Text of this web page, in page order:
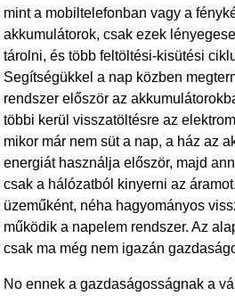
mint a mobiltelefonban vagy a
akkumulátorok, csak ezek
tárolni, és több feltöltési-kisütési
Segítségükkel a nap közben
rendszer először az
többi kerül visszatöltésre az
mikor már nem süt a nap, a ház az
energiát használja először, majd
csak a hálózatból kinyerni az
üzeműként, néha hagyományos
működik a napelem rendszer. Az
csak ma még nem igazán
No ennek a gazdaságosságnak a